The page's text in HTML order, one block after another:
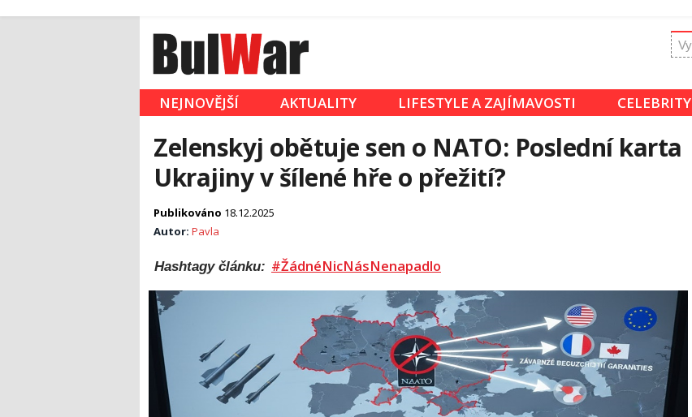
NEJNOVĚJŠÍ AKTUALITY LIFESTYLE A ZAJÍMAVOSTI CELEBRITY
Zelenskyj obětuje sen o NATO: Poslední karta
Ukrajiny v šílené hře o přežití?
Publikováno 18.12.2025
Autor: Pavla
Hashtagy článku: #ŽádnéNicNásNenapadlo